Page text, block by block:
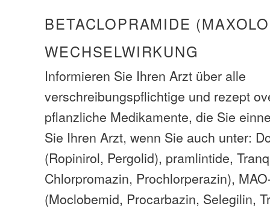
BETACLOPRAMIDE
WECHSELWIRKUNG
Informieren Sie Ihren Arzt über alle
verschreibungspflichtige und rezept
pflanzliche Medikamente, die Sie
Sie Ihren Arzt, wenn Sie auch unter:
(Ropinirol, Pergolid), pramlintide,
Chlorpromazin, Prochlorperazin),
(Moclobemid, Procarbazin, Selegilin,